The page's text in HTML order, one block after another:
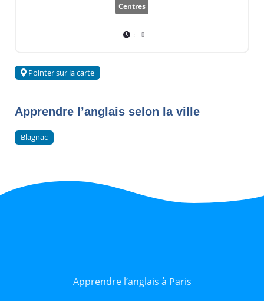
Centres
:
Pointer sur la carte
Apprendre l’anglais selon la ville
Blagnac
Apprendre l’anglais à Paris